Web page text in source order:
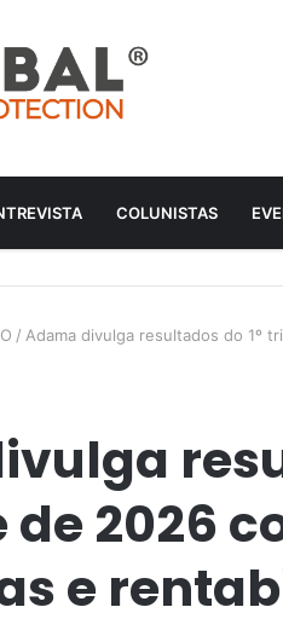
COLUNISTAS
/ Adama divulga resultados do 1º
2026
e